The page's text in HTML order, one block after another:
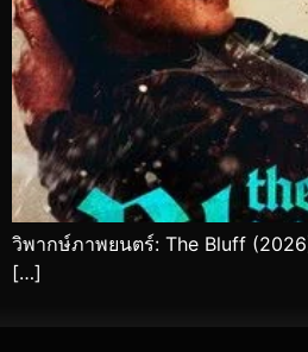
วิพากษ์ภาพยนตร์: The Bluff
[…]